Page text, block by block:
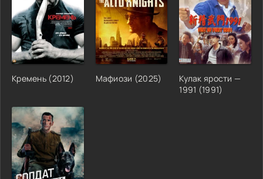
Кремень (2012) Мафиози (2025)
Кулак ярости —
1991 (1991)